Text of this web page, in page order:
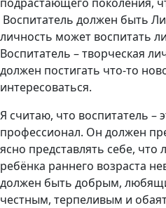
Воспитатель должен быть
личность может воспитать
Воспитатель – творческая
должен постигать что-то
интересоваться.
Я считаю, что воспитатель –
профессионал. Он должен
ясно представлять себе,
ребёнка раннего возраста
должен быть добрым,
честным, терпеливым и